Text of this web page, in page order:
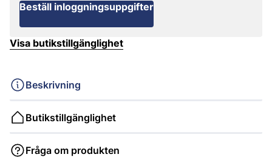
Beställ inloggningsuppgifter
Visa butikstillgänglighet
Beskrivning
Butikstillgänglighet
Fråga om produkten